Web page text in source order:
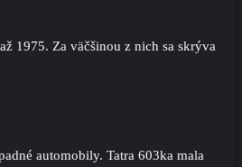
1975. Za väčšinou z nich sa skrýva
automobily. Tatra 603ka mala